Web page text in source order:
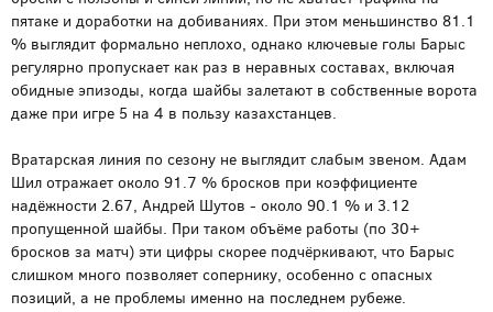
пятаке и доработки на добиваниях. При этом меньшинство 81.1
% выглядит формально неплохо, однако ключевые голы Барыс
регулярно пропускает как раз в неравных составах, включая
обидные эпизоды, когда шайбы залетают в собственные ворота
даже при игре 5 на 4 в пользу казахстанцев.
Вратарская линия по сезону не выглядит слабым звеном. Адам
Шил отражает около 91.7 % бросков при коэффициенте
надёжности 2.67, Андрей Шутов - около 90.1 % и 3.12
пропущенной шайбы. При таком объёме работы (по 30+
бросков за матч) эти цифры скорее подчёркивают, что Барыс
слишком много позволяет сопернику, особенно с опасных
позиций, а не проблемы именно на последнем рубеже.